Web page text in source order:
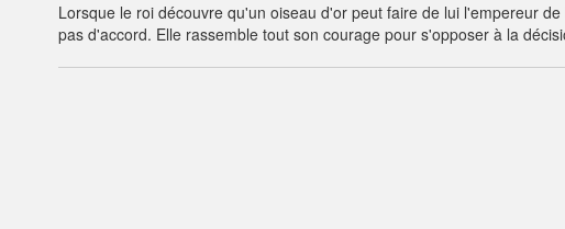
Lorsque le roi découvre qu'un oiseau d'or peut faire de lui l'empereur
pas d'accord. Elle rassemble tout son courage pour s'opposer à la